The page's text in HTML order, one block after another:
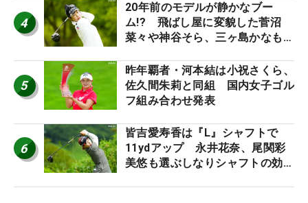
4
20年前のモデルが静かなブー
ム!? 飛ばし屋に変貌した菅沼
菜々や神谷そら、三ヶ島かなも使
ロたちの“飛ばしギア”】
5
昨年覇者・河本結は小祝さくら、
佐久間朱莉と同組 国内女子ゴル
フ組み合わせ発表
6
皆吉愛寿香は『L』シャフトで
11ydアップ 永井花奈、尾関彩
美悠も選ぶしなりシャフトの効果